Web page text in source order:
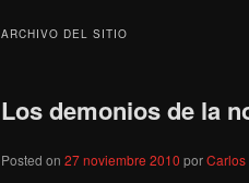
ARCHIVO DEL SITIO
Los demonios de la
Posted on27 noviembre 2010 porCarlos